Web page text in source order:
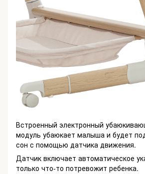
Встроенный электронный
модуль убаюкает малыша и будет
сон с помощью датчика движения.
Датчик включает автоматическое
только что-то потревожит ребенка.